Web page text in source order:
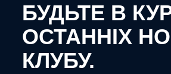
БУДЬТЕ В
ОСТАННІХ
КЛУБУ.